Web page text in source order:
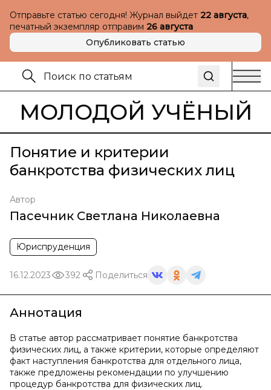
Отправьте статью сегодня! Журнал выйдет 22 августа,
печатный экземпляр отправим 26 августа
Опубликовать статью
МОЛОДОЙ УЧЁНЫЙ
Понятие и критерии
банкротства физических лиц
Автор
Пасечник Светлана Николаевна
Юриспруденция
16.12.2023 392 Поделиться
Аннотация
В статье автор рассматривает понятие банкротства
физических лиц, а также критерии, которые определяют
факт наступления банкротства для отдельного лица,
также предложены рекомендации по улучшению
процедур банкротства для физических лиц.